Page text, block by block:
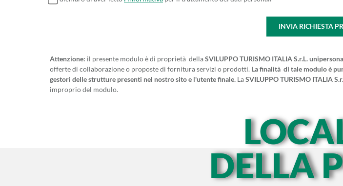
INVIA RICHIESTA
Attenzione: il presente modulo è di proprietà dellaSVILUPPO TURISMO ITALIA S.r.L.
offerte di collaborazione o proposte di fornitura servizi o prodotti. La finalità di tale modulo è
gestori delle strutture presenti nel nostro sito e l'utente finale. LaSVILUPPO TURISMO ITALIA
improprio del modulo.
DELLA